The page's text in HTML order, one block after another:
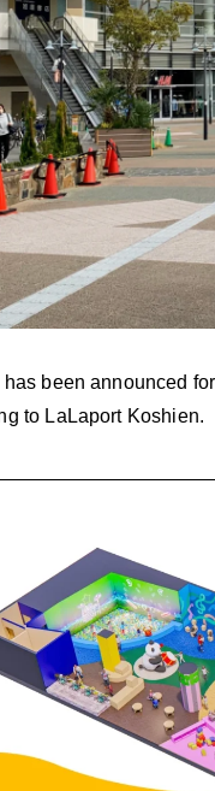
been announced for
to LaLaport Koshien.